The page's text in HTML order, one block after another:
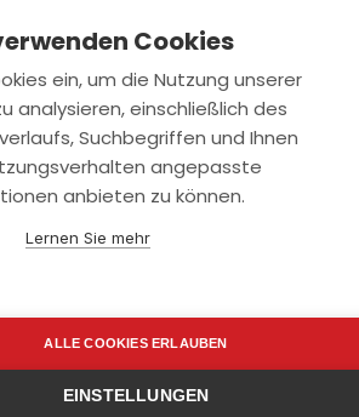
Cookies
ein, um die Nutzung unserer
analysieren, einschließlich des
Suchbegriffen und Ihnen
angepasste
anbieten zu können.
Lernen Sie mehr
ALLE COOKIES ERLAUBEN
EINSTELLUNGEN